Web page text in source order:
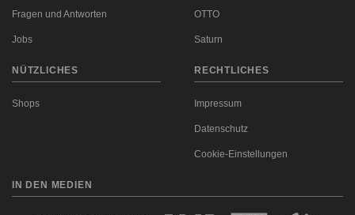
Fragen und Antworten
Jobs
OTTO
Saturn
NÜTZLICHES
Shops
RECHTLICHES
Impressum
Datenschutz
Cookie-Einstellungen
IN DEN MEDIEN